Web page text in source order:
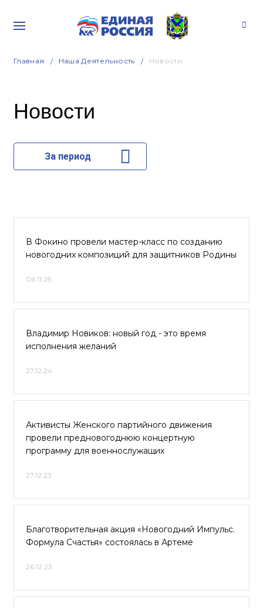
Главная Наша Деятельность Новости
Новости
За период
В Фокино провели мастер-класс по созданию
новогодних композиций для защитников Родины
06.11.25
Владимир Новиков: новый год - это время
исполнения желаний
27.12.24
Активисты Женского партийного движения
провели предновогоднюю концертную
программу для военнослужащих
27.12.23
Благотворительная акция «Новогодний Импульс.
Формула Счастья» состоялась в Артеме
26.12.23